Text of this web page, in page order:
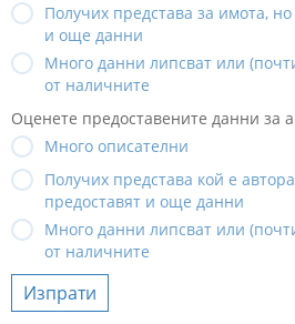
Получих представа за имота,
и още данни
Много данни липсват или
от наличните
Оценете предоставените данни за
Много описателни
Получих представа кой е
предоставят и още данни
Много данни липсват или
от наличните
Изпрати